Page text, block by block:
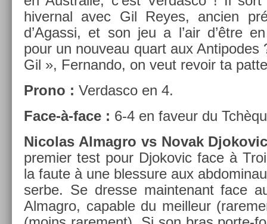
hivern­al avec Gil Reyes, an­ci­en
d’Agas­si, et son jeu a l’air d’être
pour un nouveau quart aux Anti­podes
Gil », Fer­nando, on veut re­voir ta
Prono : Ver­dasco en 4.
Face-à-face : 6-4 en faveur du
Nicolas Al­mag­ro vs Novak
pre­mi­er test pour Djokovic face à
la faute à une bles­sure aux
serbe. Se dres­se main­tenant face
Al­mag­ro, cap­able du meil­leur